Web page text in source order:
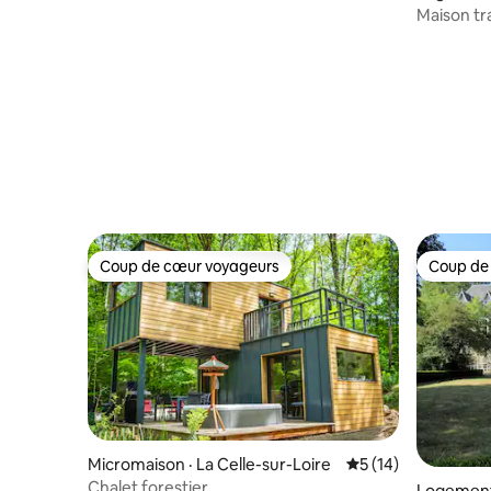
Maison
Coup de cœur voyageurs
Coup de cœur voyageurs
Micromaison · La Celle-sur-Loire Note moyenne de
5 (14)
Coup
Coup